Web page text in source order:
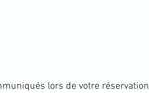
lors de votre réservation